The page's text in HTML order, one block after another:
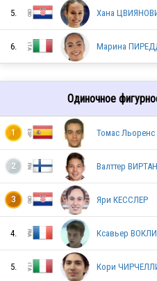
AUT
GER
5. Хана
6. Марина
Одиночное
1 Томас
2 Валттер
3 Яри КЕССЛЕР
4. Ксавьер
5. Кори